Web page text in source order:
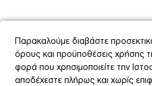
Παρακαλούμε διαβάστε
όρους και προϋποθέσεις χρήσης
φορά που χρησιμοποιείτε την
αποδέχεστε πλήρως και χωρίς